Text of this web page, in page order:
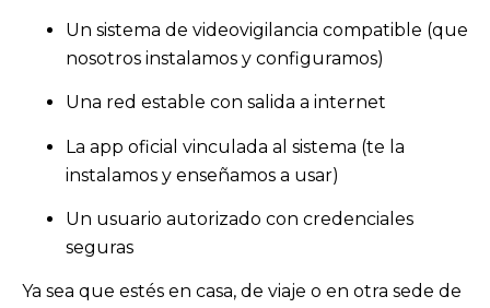
Un sistema de videovigilancia compatible (que
nosotros instalamos y configuramos)
Una red estable con salida a internet
La app oficial vinculada al sistema (te la
instalamos y enseñamos a usar)
Un usuario autorizado con credenciales
seguras
Ya sea que estés en casa, de viaje o en otra sede de